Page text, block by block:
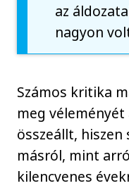
az
nagyon
Számos kritika
meg
összeállt, hiszen
másról, mint
kilencvenes